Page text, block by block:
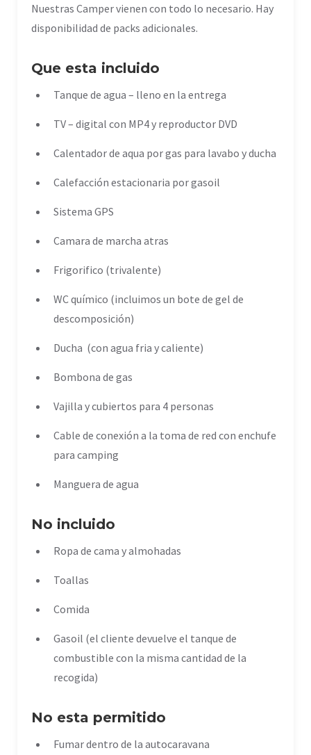
Nuestras Camper vienen con todo lo necesario. Hay
disponibilidad de packs adicionales.
Que esta incluido
Tanque de agua – lleno en la entrega
TV – digital con MP4 y reproductor DVD
Calentador de aqua por gas para lavabo y ducha
Calefacción estacionaria por gasoil
Sistema GPS
Camara de marcha atras
Frigorifico (trivalente)
WC químico (incluimos un bote de gel de
descomposición)
Ducha (con agua fria y caliente)
Bombona de gas
Vajilla y cubiertos para 4 personas
Cable de conexión a la toma de red con enchufe
para camping
Manguera de agua
No incluido
Ropa de cama y almohadas
Toallas
Comida
Gasoil (el cliente devuelve el tanque de
combustible con la misma cantidad de la
recogida)
No esta permitido
Fumar dentro de la autocaravana